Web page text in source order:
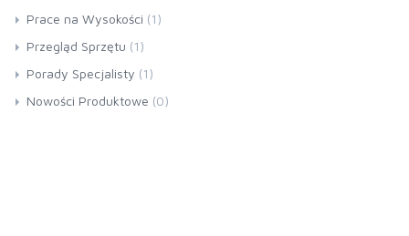
Prace na Wysokości (1)
Przegląd Sprzętu (1)
Porady Specjalisty (1)
Nowości Produktowe (0)